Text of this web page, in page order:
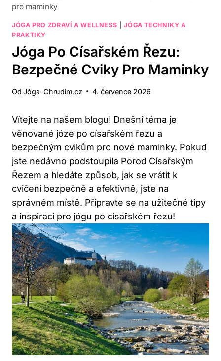
pro maminky
JÓGA PRO ZDRAVÍ A WELLNESS |JÓGA TECHNIKY A
PRAKTIKY
Jóga Po Císařském Řezu:
Bezpečné Cviky Pro Maminky
Od Jóga-Chrudim.cz 4. července 2026
Vítejte na našem blogu! Dnešní téma je
věnované józe po císařském řezu a
bezpečným cvikům pro nové maminky. Pokud
jste nedávno podstoupila Porod Císařským
Řezem a hledáte způsob, jak se vrátit k
cvičení bezpečně a efektivně, jste na
správném místě. Připravte se na užitečné tipy
a inspiraci pro jógu po císařském řezu!